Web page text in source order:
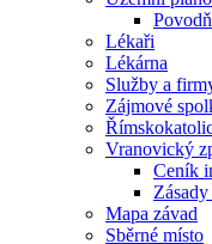
Lékaři
Lékárna
Služby a
Zájmové
Vranovický
Ceník
Mapa závad
Sběrné místo